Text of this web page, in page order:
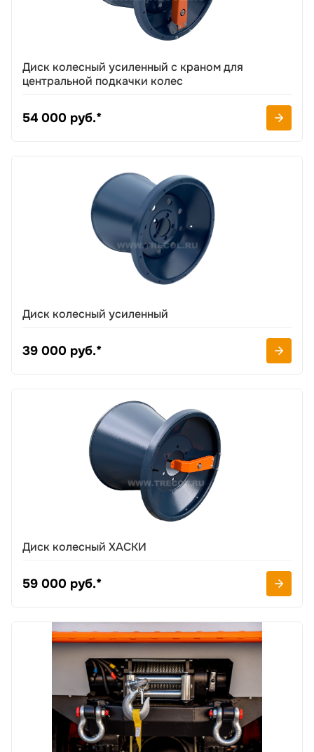
Диск колесный усиленный с краном для
центральной подкачки колес
54 000 руб.*
Диск колесный усиленный
39 000 руб.*
Диск колесный ХАСКИ
59 000 руб.*